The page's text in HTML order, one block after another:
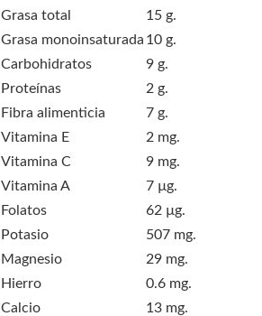
Grasa total
15 g.
Grasa monoinsaturada 10 g.
Carbohidratos
9 g.
Proteínas
2 g.
Fibra alimenticia
7 g.
Vitamina E
2 mg.
Vitamina C
9 mg.
Vitamina A
7 µg.
Folatos
62 µg.
Potasio
507 mg.
Magnesio
29 mg.
Hierro
0.6 mg.
Calcio
13 mg.